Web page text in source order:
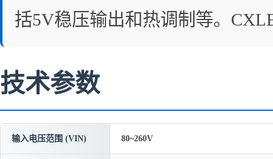
括5V稳压输出和热调制等。
技术参数
输入电压范围 (VIN) 80~260V